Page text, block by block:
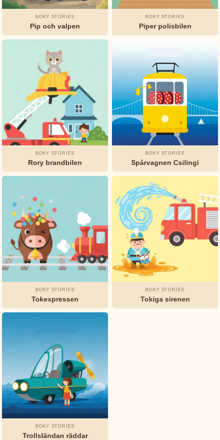
BOKY STORIES
Pip och valpen
BOKY STORIES
Piper polisbilen
BOKY STORIES
Rory brandbilen
BOKY STORIES
Spårvagnen Csilingi
BOKY STORIES
Tokexpressen
BOKY STORIES
Tokiga sirenen
BOKY STORIES
Trollsländan räddar